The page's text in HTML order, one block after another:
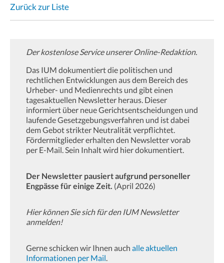
Zurück zur Liste
Der kostenlose Service unserer Online-Redaktion.
Das IUM dokumentiert die politischen und
rechtlichen Entwicklungen aus dem Bereich des
Urheber- und Medienrechts und gibt einen
tagesaktuellen Newsletter heraus. Dieser
informiert über neue Gerichtsentscheidungen und
laufende Gesetzgebungsverfahren und ist dabei
dem Gebot strikter Neutralität verpflichtet.
Fördermitglieder erhalten den Newsletter vorab
per E-Mail. Sein Inhalt wird hier dokumentiert.
Der Newsletter pausiert aufgrund personeller
Engpässe für einige Zeit. (April 2026)
Hier können Sie sich für den IUM Newsletter
anmelden!
Gerne schicken wir Ihnen auch alle aktuellen
Informationen per Mail.